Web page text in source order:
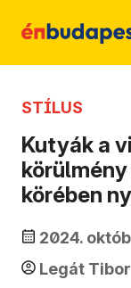
STÍLUS
Kutyák a
körében
2024.
Legát Tibor